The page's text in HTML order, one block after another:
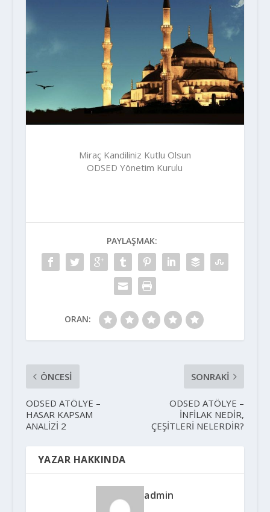
Miraç Kandiliniz Kutlu Olsun
ODSED Yönetim Kurulu
PAYLAŞMAK:
ORAN:
ÖNCESI
ODSED ATÖLYE –
HASAR KAPSAM
ANALİZİ 2
SONRAKI
ODSED ATÖLYE –
İNFİLAK NEDİR,
ÇEŞİTLERİ NELERDİR?
YAZAR HAKKINDA
admin